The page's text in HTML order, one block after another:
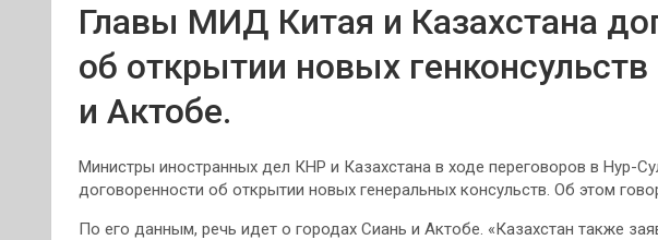
Главы МИД Китая и Казахстана
об открытии новых
и Актобе.
Министры иностранных дел КНР и Казахстана в ходе переговоров в Нур-
договоренности об открытии новых генеральных консульств. Об этом
По его данным, речь идет о городах Сиань и Актобе. «Казахстан также